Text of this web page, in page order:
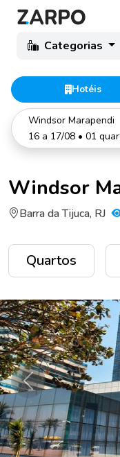
Categorias
Hotéis
Windsor Marapendi
16 a 17/08 • 01
Windsor
Barra da Tijuca, RJ
Quartos
Anterior